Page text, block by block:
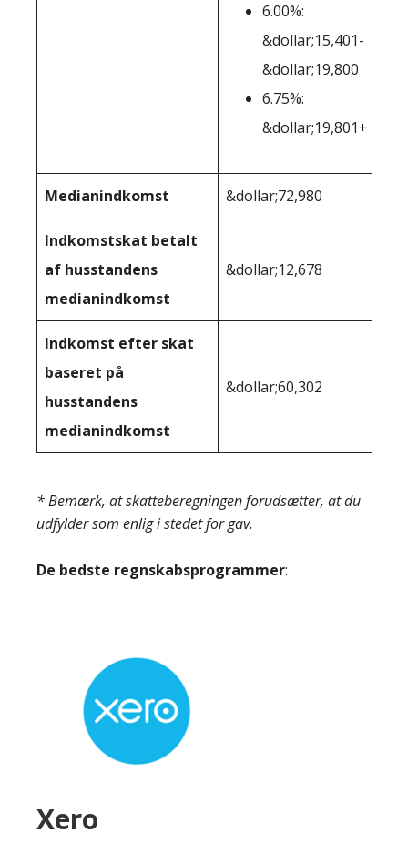
6.00%:
&dollar;15,401-
&dollar;19,800
6.75%:
&dollar;19,801+
Medianindkomst &dollar;72,980
Indkomstskat betalt
af husstandens
medianindkomst
&dollar;12,678
Indkomst efter skat
baseret på
husstandens
medianindkomst
&dollar;60,302
* Bemærk, at skatteberegningen forudsætter, at du
udfylder som enlig i stedet for gav.
De bedste regnskabsprogrammer:
Xero